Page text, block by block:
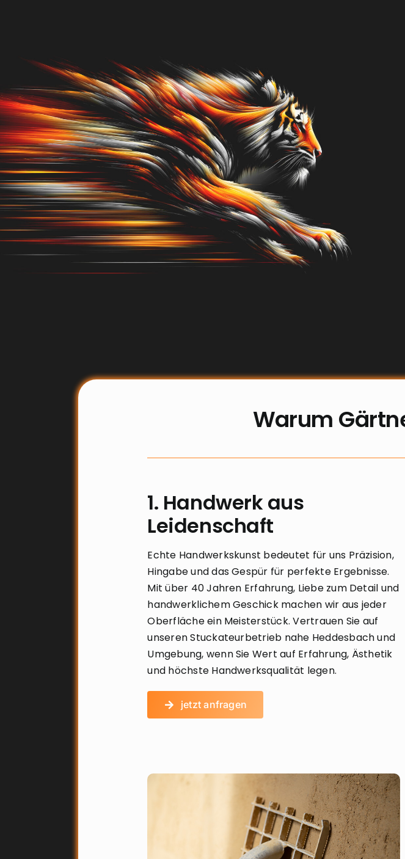
Warum
1. Handwerk aus
Leidenschaft
Echte Handwerkskunst bedeutet für uns Präzision,
Hingabe und das Gespür für perfekte Ergebnisse.
Mit über 40 Jahren Erfahrung, Liebe zum Detail und
handwerklichem Geschick machen wir aus jeder
Oberfläche ein Meisterstück. Vertrauen Sie auf
unseren Stuckateurbetrieb nahe Heddesbach und
Umgebung, wenn Sie Wert auf Erfahrung, Ästhetik
und höchste Handwerksqualität legen.
jetzt anfragen